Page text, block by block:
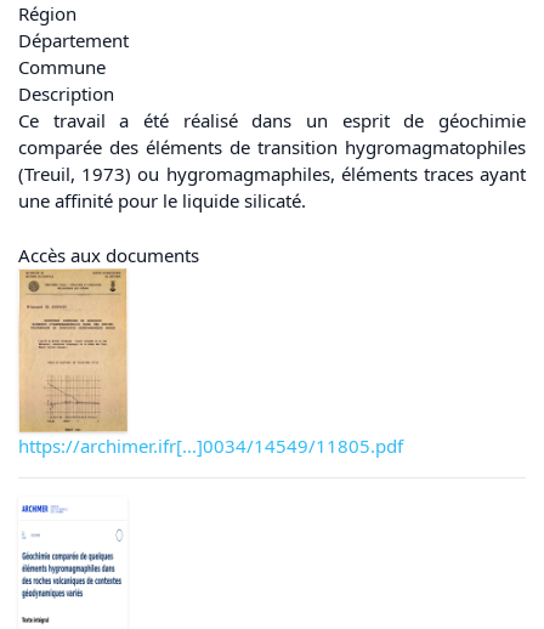
Région
Département
Commune
Description
Ce travail a été réalisé dans un esprit de géochimie
comparée des éléments de transition hygromagmatophiles
(Treuil, 1973) ou hygromagmaphiles, éléments traces ayant
une affinité pour le liquide silicaté.
Accès aux documents
https://archimer.ifr[...]0034/14549/11805.pdf